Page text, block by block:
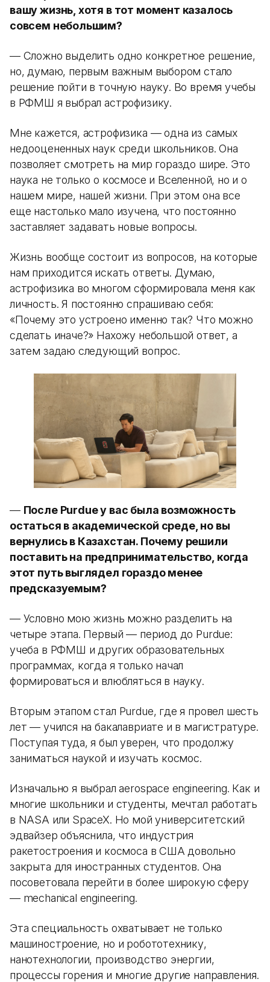
вашу жизнь, хотя в тот момент казалось
совсем небольшим?
— Сложно выделить одно конкретное решение,
но, думаю, первым важным выбором стало
решение пойти в точную науку. Во время учебы
в РФМШ я выбрал астрофизику.
Мне кажется, астрофизика — одна из самых
недооцененных наук среди школьников. Она
позволяет смотреть на мир гораздо шире. Это
наука не только о космосе и Вселенной, но и о
нашем мире, нашей жизни. При этом она все
еще настолько мало изучена, что постоянно
заставляет задавать новые вопросы.
Жизнь вообще состоит из вопросов, на которые
нам приходится искать ответы. Думаю,
астрофизика во многом сформировала меня как
личность. Я постоянно спрашиваю себя:
«Почему это устроено именно так? Что можно
сделать иначе?» Нахожу небольшой ответ, а
затем задаю следующий вопрос.
— После Purdue у вас была возможность
остаться в академической среде, но вы
вернулись в Казахстан. Почему решили
поставить на предпринимательство, когда
этот путь выглядел гораздо менее
предсказуемым?
— Условно мою жизнь можно разделить на
четыре этапа. Первый — период до Purdue:
учеба в РФМШ и других образовательных
программах, когда я только начал
формироваться и влюбляться в науку.
Вторым этапом стал Purdue, где я провел шесть
лет — учился на бакалавриате и в магистратуре.
Поступая туда, я был уверен, что продолжу
заниматься наукой и изучать космос.
Изначально я выбрал aerospace engineering. Как и
многие школьники и студенты, мечтал работать
в NASA или SpaceX. Но мой университетский
эдвайзер объяснила, что индустрия
ракетостроения и космоса в США довольно
закрыта для иностранных студентов. Она
посоветовала перейти в более широкую сферу
— mechanical engineering.
Эта специальность охватывает не только
машиностроение, но и робототехнику,
нанотехнологии, производство энергии,
процессы горения и многие другие направления.